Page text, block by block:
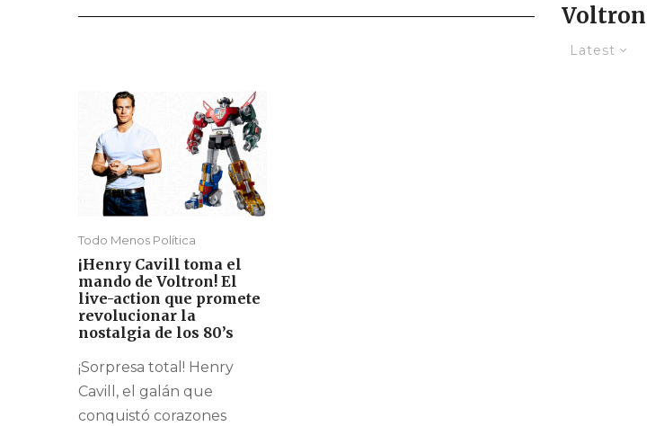
Voltron
Latest
Todo Menos Política
¡Henry Cavill toma el
mando de Voltron! El
live-action que promete
revolucionar la
nostalgia de los 80’s
¡Sorpresa total! Henry
Cavill, el galán que
conquistó corazones